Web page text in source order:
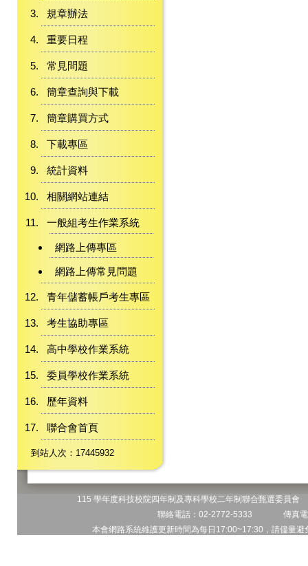
規章辦法
重要日程
常見問題
簡章查詢與下載
簡章購買方式
下載專區
統計資料
相關網站連結
一般組考生作業系統
網路上傳專區
網路上傳常見問題
青年儲蓄帳戶考生專區
考生協助專區
高中學校作業系統
委員學校作業系統
歷年資料
聯合會首頁
到站人次：17445932
115 學年度科技校院四年制及專科學校二年制聯合甄選委員
聯絡電話：02-2772-5333 傳真
本會網路系統維護更新時間為每日17:00~17:30，請儘量